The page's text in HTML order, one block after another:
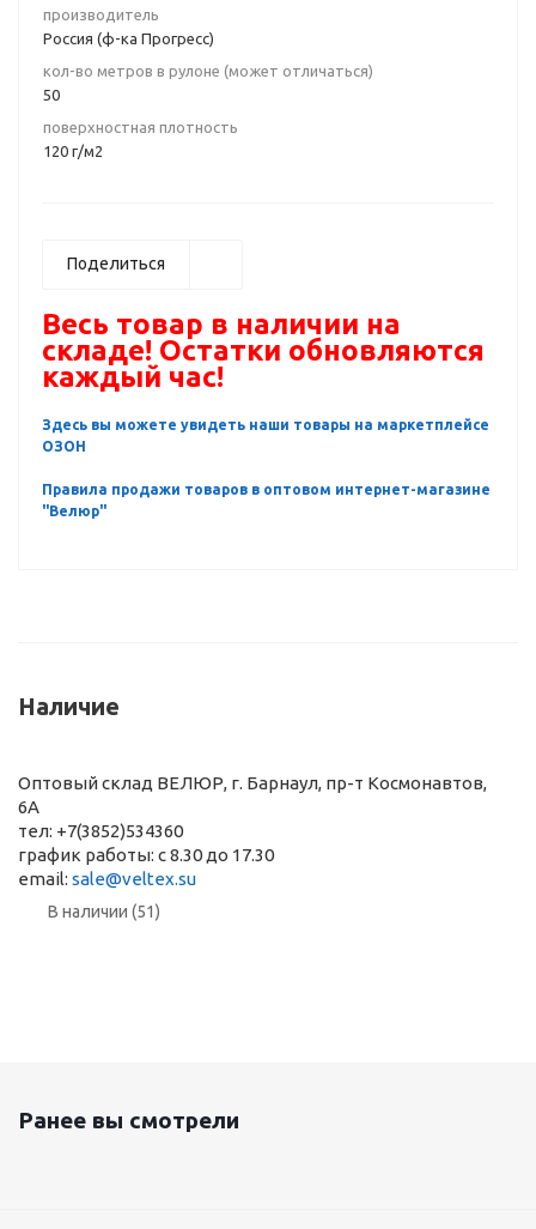
производитель
Россия (ф-ка Прогресс)
кол-во метров в рулоне (может отличаться)
50
поверхностная плотность
120 г/м2
Поделиться
Весь товар в наличии на
складе! Остатки обновляются
каждый час!
Здесь вы можете увидеть наши товары на маркетплейсе
ОЗОН
Правила продажи товаров в оптовом интернет-магазине
"Велюр"
Наличие
Оптовый склад ВЕЛЮР, г. Барнаул, пр-т Космонавтов,
6А
тел: +7(3852)534360
график работы: с 8.30 до 17.30
email: sale@veltex.su
В наличии (51)
Ранее вы смотрели